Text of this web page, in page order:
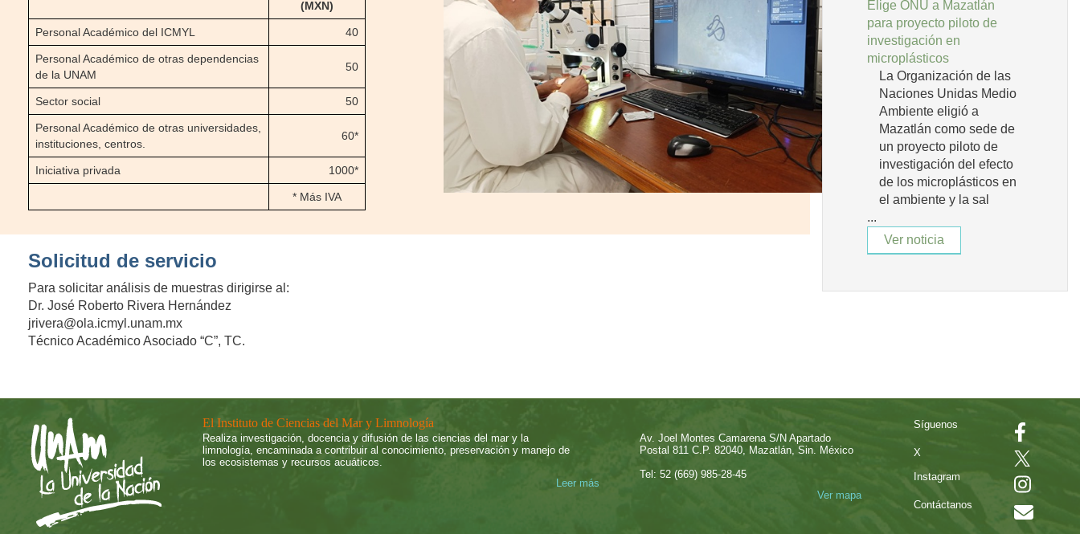
(MXN)
Personal Académico del ICMYL 40
Personal Académico de otras dependencias
de la UNAM
50
Sector social 50
Personal Académico de otras universidades,
instituciones, centros.
60*
Iniciativa privada 1000*
* Más IVA
Solicitud de servicio
Para solicitar análisis de muestras dirigirse al:
Dr. José Roberto Rivera Hernández
jrivera@ola.icmyl.unam.mx
Técnico Académico Asociado “C”, TC.
Elige ONU a Mazatlán
para proyecto piloto de
investigación en
microplásticos
La Organización de las
Naciones Unidas Medio
Ambiente eligió a
Mazatlán como sede de
un proyecto piloto de
investigación del efecto
de los microplásticos en
el ambiente y la sal
...
Ver noticia
El Instituto de Ciencias del Mar y Limnología
Realiza investigación, docencia y difusión de las ciencias del mar y la
limnología, encaminada a contribuir al conocimiento, preservación y manejo de
los ecosistemas y recursos acuáticos.
Leer más
Av. Joel Montes Camarena S/N Apartado
Postal 811 C.P. 82040, Mazatlán, Sin. México
Tel: 52 (669) 985-28-45
Ver mapa
Síguenos
X
Instagram
Contáctanos